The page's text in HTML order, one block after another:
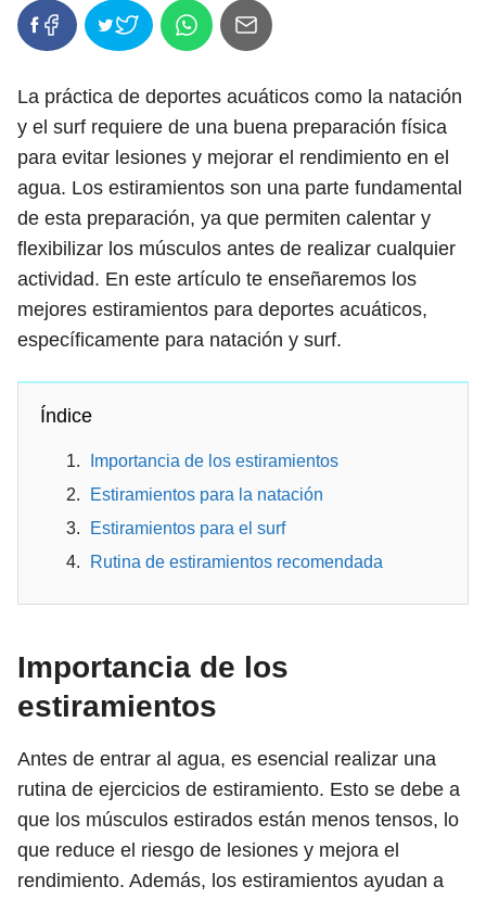
La práctica de deportes acuáticos como la natación
y el surf requiere de una buena preparación física
para evitar lesiones y mejorar el rendimiento en el
agua. Los estiramientos son una parte fundamental
de esta preparación, ya que permiten calentar y
flexibilizar los músculos antes de realizar cualquier
actividad. En este artículo te enseñaremos los
mejores estiramientos para deportes acuáticos,
específicamente para natación y surf.
Índice
Importancia de los estiramientos
Estiramientos para la natación
Estiramientos para el surf
Rutina de estiramientos recomendada
Importancia de los
estiramientos
Antes de entrar al agua, es esencial realizar una
rutina de ejercicios de estiramiento. Esto se debe a
que los músculos estirados están menos tensos, lo
que reduce el riesgo de lesiones y mejora el
rendimiento. Además, los estiramientos ayudan a